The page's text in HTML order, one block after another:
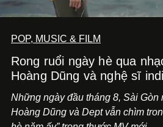
POP, MUSIC & FILM
Rong ruổi ngày hè qua
Hoàng Dũng và nghệ sĩ
Những ngày đầu tháng 8, Sài Gòn
Hoàng Dũng và Dept vẫn chìm